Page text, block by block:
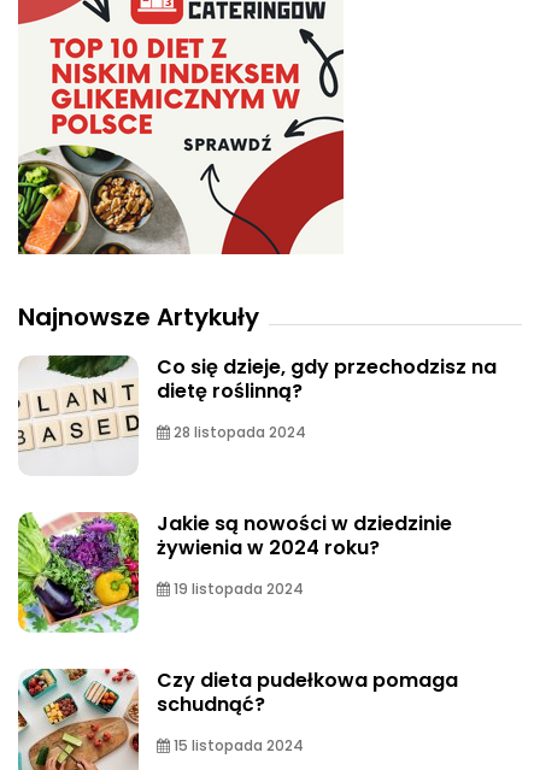
Najnowsze Artykuły
Co się dzieje, gdy przechodzisz na
dietę roślinną?
28 listopada 2024
Jakie są nowości w dziedzinie
żywienia w 2024 roku?
19 listopada 2024
Czy dieta pudełkowa pomaga
schudnąć?
15 listopada 2024